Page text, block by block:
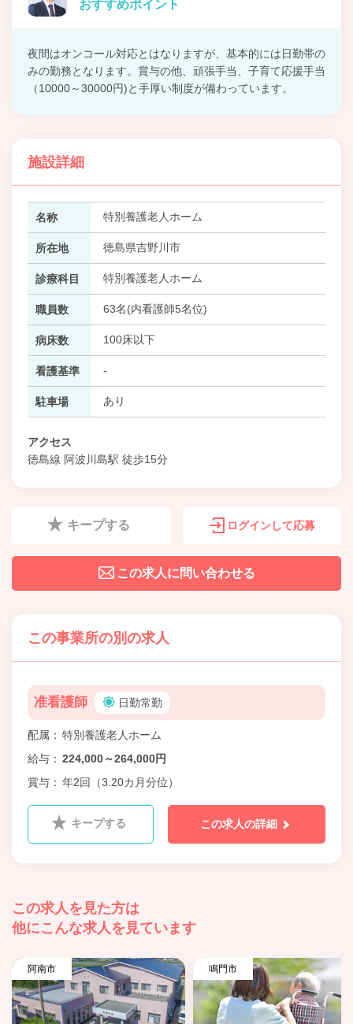
おすすめポイント
夜間はオンコール対応とはなりますが、基本的には日勤帯の
みの勤務となります。賞与の他、頑張手当、子育て応援手当
（10000～30000円)と手厚い制度が備わっています。
施設詳細
名称 特別養護老人ホーム
所在地 徳島県吉野川市
診療科目 特別養護老人ホーム
職員数 63名(内看護師5名位)
病床数 100床以下
看護基準 -
駐車場 あり
アクセス
徳島線 阿波川島駅 徒歩15分
キープする ログインして応募
この求人に問い合わせる
この事業所の別の求人
准看護師 日勤常勤
配属
特別養護老人ホーム
給与
224,000～264,000円
賞与
年2回（3.20カ月分位）
キープする この求人の詳細
この求人を見た方は
他にこんな求人を見ています
阿南市 鳴門市